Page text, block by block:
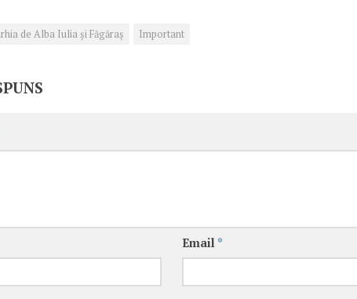
de Alba Iulia și Făgăraș Important
Email *